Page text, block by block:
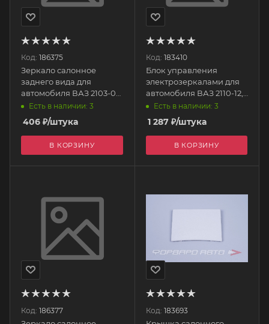
Код: 186375
Зеркало салонное
заднего вида для
автомобиля ВАЗ 2103-05,
2110, 2170 панорамное
ZZ2031 SAN-D
Есть в наличии: 3
406 ₽/штука
В КОРЗИНУ
Код: 183410
Блок управления
электрозеркалами для
автомобиля ВАЗ 2110-12,
12V 12.3769 АВАР
Есть в наличии: 3
1 287₽/штука
В КОРЗИНУ
Код: 186377 Код: 183693